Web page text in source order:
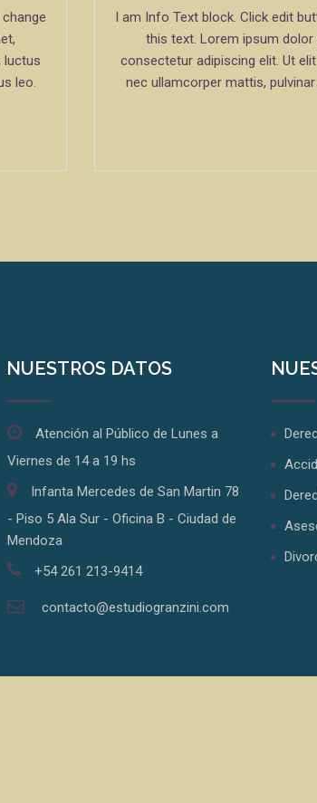
luctus
leo.
I am Info Text block. Click edit
this text. Lorem ipsum dolor
consectetur adipiscing elit. Ut
nec ullamcorper mattis,
NUESTROS DATOS
Atención al Público de Lunes a
Viernes de 14 a 19 hs
Infanta Mercedes de San Martin 78
- Piso 5 Ala Sur - Oficina B - Ciudad de
Mendoza
+54 261 213-9414
contacto@estudiogranzini.com